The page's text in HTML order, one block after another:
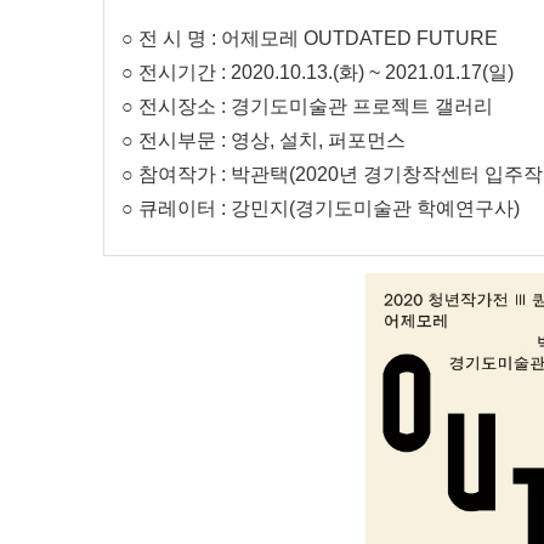
○ 전 시 명 : 어제모레 OUTDATED FUTURE
○ 전시기간 : 2020.10.13.(화) ~ 2021.01.17(일)
○ 전시장소 : 경기도미술관 프로젝트 갤러리
○ 전시부문 : 영상, 설치, 퍼포먼스
○ 참여작가 : 박관택(2020년 경기창작센터 입주
○ 큐레이터 : 강민지(경기도미술관 학예연구사)